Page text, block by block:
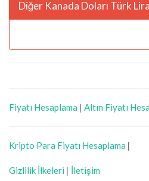
Diğer Kanada Doları Türk
Fiyatı Hesaplama | Altın Fiyatı
Kripto Para Fiyatı Hesaplama |
Gizlilik İlkeleri | İletişim